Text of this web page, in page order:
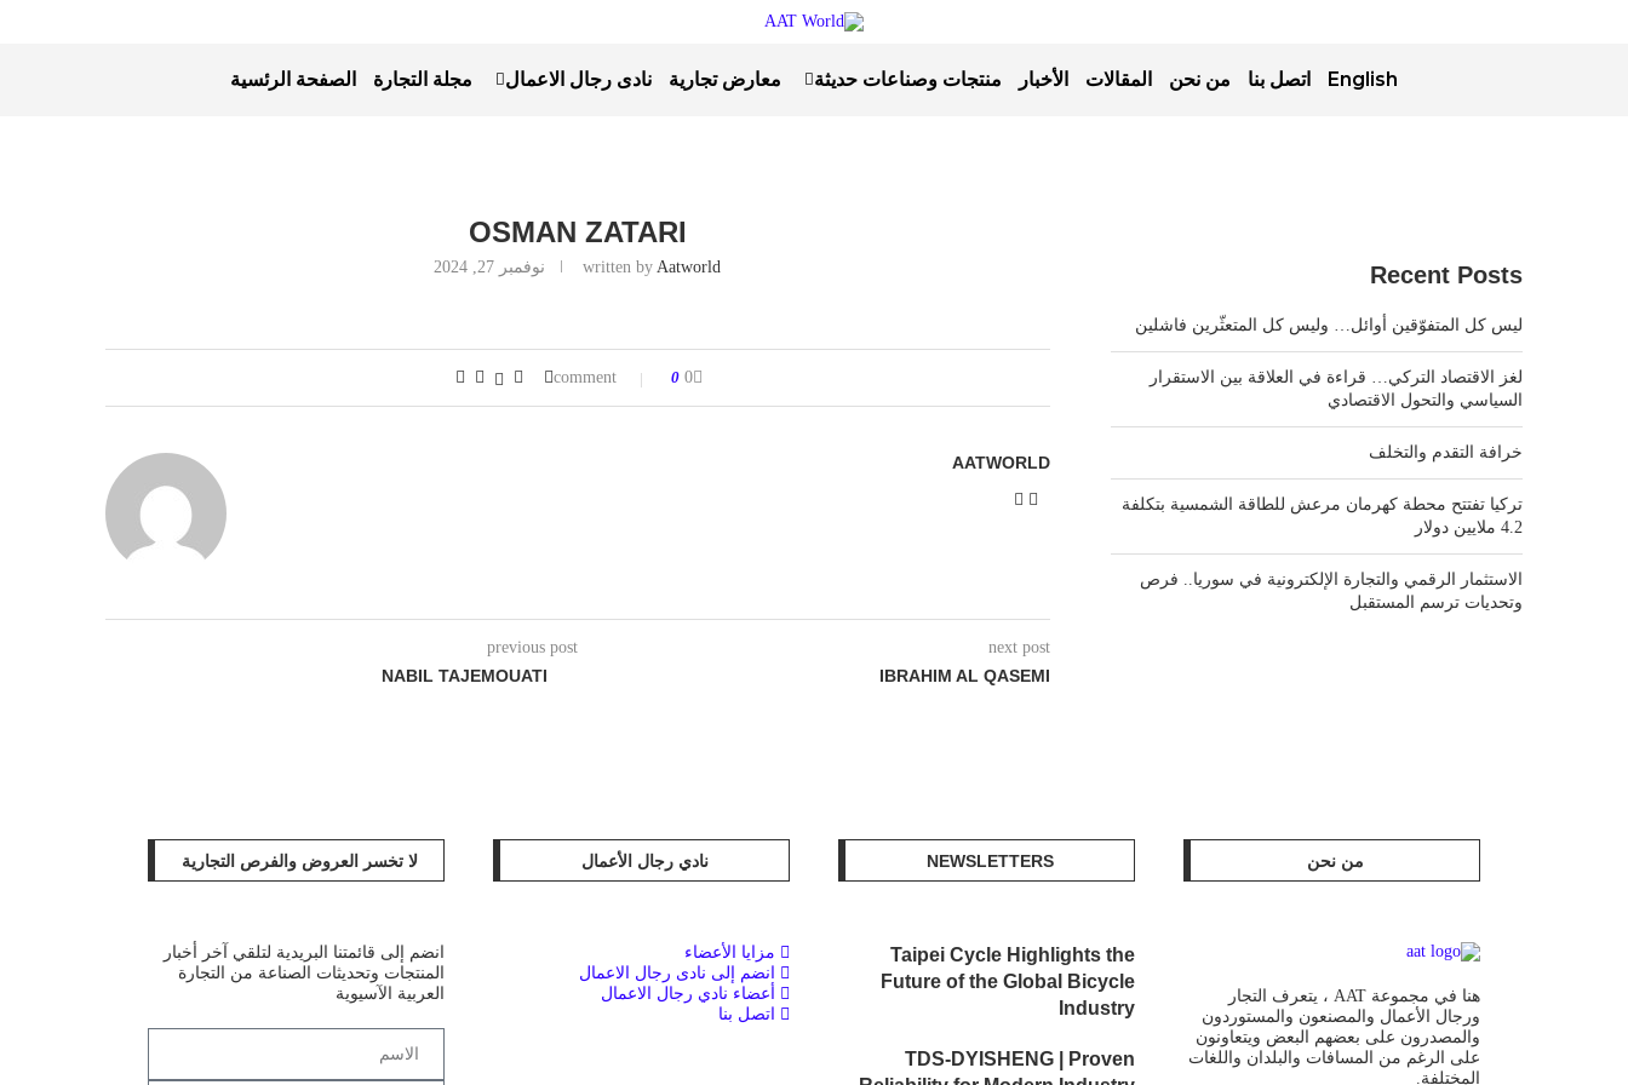
الصفحة الرئسية مجلة التجارة نادى رجال الاعمال معارض تجارية منتجات وصناعات حديثة الأخبار المقالات من نحن اتصل بنا English
OSMAN ZATARI
written byAatworld نوفمبر 27, 2024
0 comment
0
AATWORLD
previous post
NABIL TAJEMOUATI
next post
IBRAHIM AL QASEMI
Recent Posts
ليس كل المتفوّقين أوائل… وليس كل المتعثّرين فاشلين
لغز الاقتصاد التركي… قراءة في العلاقة بين الاستقرار
السياسي والتحول الاقتصادي
خرافة التقدم والتخلف
تركيا تفتتح محطة كهرمان مرعش للطاقة الشمسية بتكلفة
4.2 ملايين دولار
الاستثمار الرقمي والتجارة الإلكترونية في سوريا.. فرص
وتحديات ترسم المستقبل
من نحن
هنا في مجموعة AAT ، يتعرف التجار
ورجال الأعمال والمصنعون والمستوردون
والمصدرون على بعضهم البعض ويتعاونون
على الرغم من المسافات والبلدان واللغات
المختلفة.
NEWSLETTERS
Taipei Cycle Highlights the
Future of the Global Bicycle
Industry
TDS-DYISHENG | Proven
نادي رجال الأعمال
مزايا الأعضاء
انضم إلى نادى رجال الاعمال
أعضاء نادي رجال الاعمال
اتصل بنا
لا تخسر العروض والفرص التجارية
انضم إلى قائمتنا البريدية لتلقي آخر أخبار
المنتجات وتحديثات الصناعة من التجارة
العربية الآسيوية